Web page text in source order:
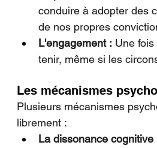
conduire à adopter des
de nos propres
L'engagement : Une
tenir, même si les
Les mécanismes
Plusieurs mécanismes
librement :
La dissonance cognitive